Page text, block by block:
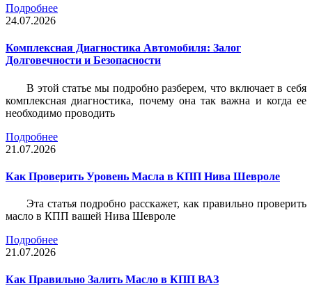
Подробнее
24.07.2026
Комплексная Диагностика Автомобиля: Залог
Долговечности и Безопасности
В этой статье мы подробно разберем, что включает в себя
комплексная диагностика, почему она так важна и когда ее
необходимо проводить
Подробнее
21.07.2026
Как Проверить Уровень Масла в КПП Нива Шевроле
Эта статья подробно расскажет, как правильно проверить
масло в КПП вашей Нива Шевроле
Подробнее
21.07.2026
Как Правильно Залить Масло в КПП ВАЗ